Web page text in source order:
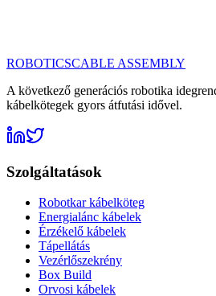
ROBOTICSCABLE ASSEMBLY
A következő generációs robotika
kábelkötegek gyors átfutási idővel.
Szolgáltatások
Robotkar kábelköteg
Energialánc kábelek
Érzékelő kábelek
Tápellátás
Vezérlőszekrény
Box Build
Orvosi kábelek